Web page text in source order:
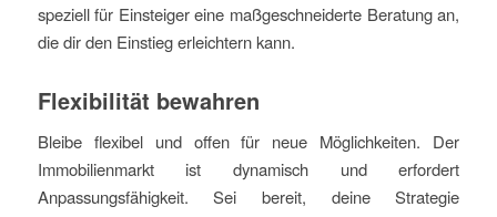
speziell für Einsteiger eine maßgeschneiderte Beratung an,
die dir den Einstieg erleichtern kann.
Flexibilität bewahren
Bleibe flexibel und offen für neue Möglichkeiten. Der
Immobilienmarkt ist dynamisch und erfordert
Anpassungsfähigkeit. Sei bereit, deine Strategie